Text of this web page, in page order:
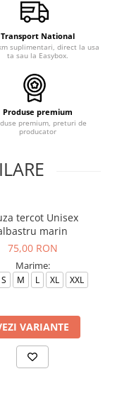
Transport National
km suplimentari, direct la usa
ta sau la Easybox.
Produse premium
premium, preturi de
producator
tercot Unisex
marin
75,00 RON
Marime:
S M L XL XXL
VARIANTE